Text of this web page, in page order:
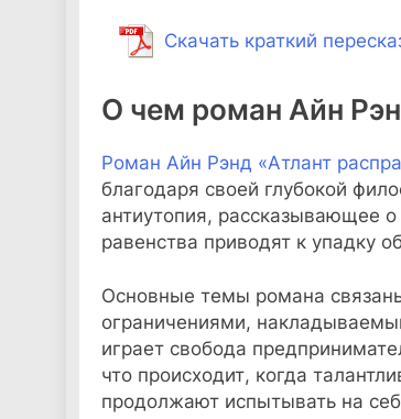
Скачать краткий
О чем роман Айн
Роман Айн Рэнд «Атлант
благодаря своей глубокой
антиутопия, рассказывающее
равенства приводят к упадку
Основные темы романа
ограничениями,
играет свобода
что происходит, когда
продолжают испытывать на